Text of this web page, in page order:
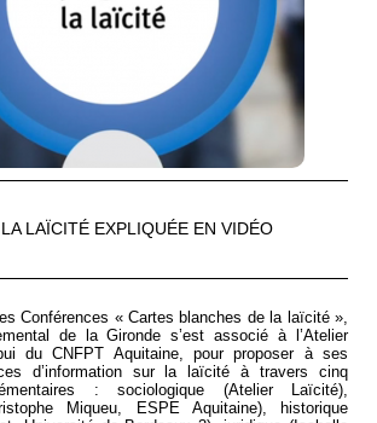
LA LAÏCITÉ EXPLIQUÉE EN VIDÉO
Conférences « Cartes blanches de la laïcité »,
de la Gironde s’est associé à l’Atelier
du CNFPT Aquitaine, pour proposer à ses
d’information sur la laïcité à travers cinq
: sociologique (Atelier Laïcité),
Miqueu, ESPE Aquitaine), historique